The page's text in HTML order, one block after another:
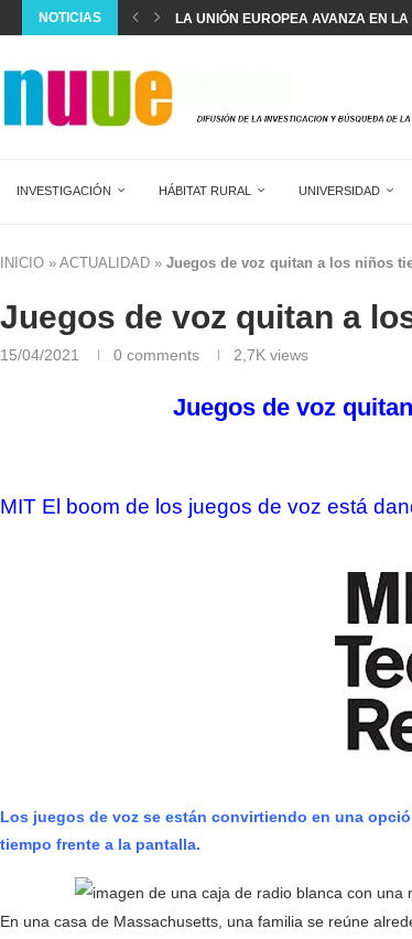
NOTICIAS LA POBLACIÓN EN ESPAÑA MARCA
INVESTIGACIÓN HÁBITAT RURAL UNIVERSIDAD
INICIO » ACTUALIDAD » Juegos de voz quitan a los niños
Juegos de voz quitan a
15/04/2021 0 comments 2,7K views
Juegos de voz
MIT El boom de los juegos de voz está
Los juegos de voz se están convirtiendo en una
tiempo frente a la pantalla.
En una casa de Massachusetts, una familia se reúne